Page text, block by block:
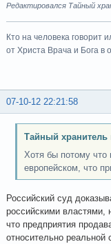
Редактировался Тайный
Кто на человека говорит
от Христа Врача и Бога в
07-10-12 22:21:58
Тайный хранитель
Хотя бы потому что
европейском, что
Российский суд
российскими властями,
что предприятия
относительно реальной